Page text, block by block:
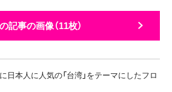
記事の画像（11枚）
日本人に人気の「台湾」をテーマにしたフロ